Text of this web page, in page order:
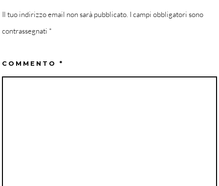
Il tuo indirizzo email non sarà pubblicato. I campi obbligatori sono
contrassegnati *
COMMENTO *